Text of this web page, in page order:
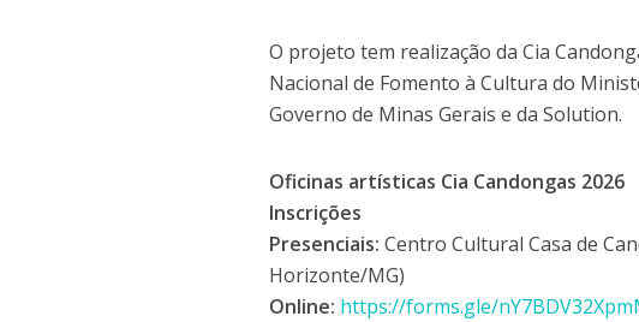
O projeto tem realização da Cia
Nacional de Fomento à Cultura do
Governo de Minas Gerais e da Solution.
Oficinas artísticas Cia Candongas 2026
Inscrições
Presenciais: Centro Cultural Casa de
Horizonte/MG)
Online: https://forms.gle/